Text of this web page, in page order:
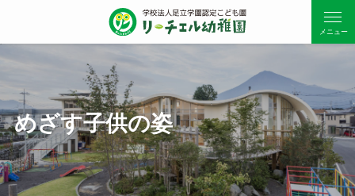
メニュー
めざす子供の姿